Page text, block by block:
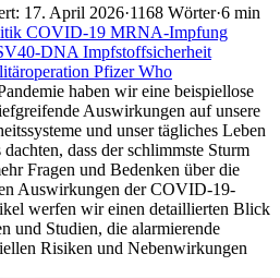
17. April 2026·1168 Wörter·6 min
COVID-19 MRNA-Impfung
DNA Impfstoffsicherheit
PfizerWho
haben wir eine beispiellose
Auswirkungen auf unsere
und unser tägliches Leben
dass der schlimmste Sturm
Fragen und Bedenken über die
Auswirkungen der COVID-19-
werfen wir einen detaillierten Blick
und Studien, die alarmierende
Risiken und Nebenwirkungen